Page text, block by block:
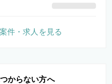
からない方へ
件・求人を見る